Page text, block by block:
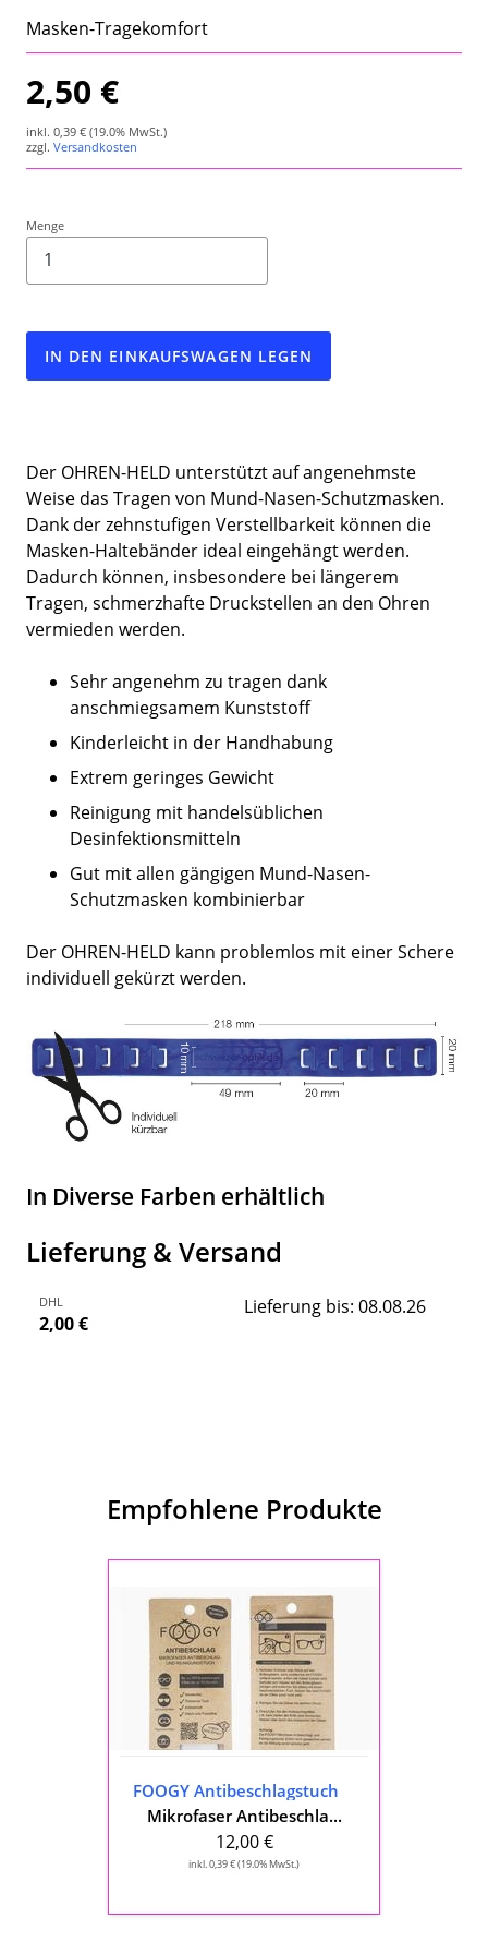
Wetterstation
Hygrometer
Über uns
Masken-Tragekomfort
2,50 €
inkl. 0,39 € (19.0% MwSt.)
zzgl. Versandkosten
Menge
IN DEN EINKAUFSWAGEN LEGEN
Der OHREN-HELD unterstützt auf angenehmste
Weise das Tragen von Mund-Nasen-Schutzmasken.
Dank der zehnstufigen Verstellbarkeit können die
Masken-Haltebänder ideal eingehängt werden.
Dadurch können, insbesondere bei längerem
Tragen, schmerzhafte Druckstellen an den Ohren
vermieden werden.
Sehr angenehm zu tragen dank
anschmiegsamem Kunststoff
Kinderleicht in der Handhabung
Extrem geringes Gewicht
Reinigung mit handelsüblichen
Desinfektionsmitteln
Gut mit allen gängigen Mund-Nasen-
Schutzmasken kombinierbar
Der OHREN-HELD kann problemlos mit einer Schere
individuell gekürzt werden.
In Diverse Farben erhältlich
Lieferung & Versand
DHL
2,00 €
Lieferung bis: 08.08.26
Empfohlene Produkte
Antibeschlagstuch
FOOGY Antibeschlagstuch
Mikrofaser Antibeschla...
12,00 €
inkl. 0,39 € (19.0% MwSt.)